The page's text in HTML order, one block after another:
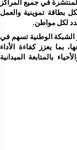
لكل مواطن.